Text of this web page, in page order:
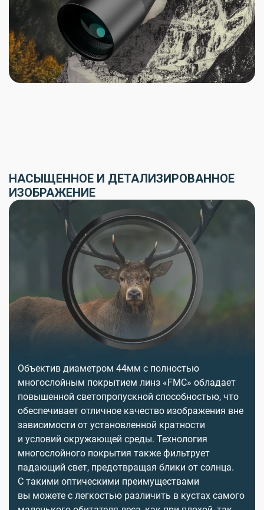
НАСЫЩЕННОЕ И ДЕТАЛИЗИРОВАННОЕ
ИЗОБРАЖЕНИЕ
Объектив диаметром 44мм с полностью
многослойным покрытием линз «FMC» обладает
повышенной светопропускной способностью, что
обеспечивает отличное качество изображения вне
зависимости от установленной кратности
и условий окружающей среды. Технология
многослойного покрытия также фильтрует
падающий свет, предотвращая блики от солнца.
С такими оптическими преимуществами
вы можете с легкостью различить в кустах самого